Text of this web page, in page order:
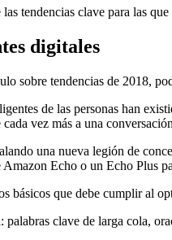
tendencias clave para las
digitales
sobre tendencias de 2018,
de las personas han
vez más a una
una nueva legión de
Echo o un Echo Plus
básicos que debe cumplir al
clave de larga cola,